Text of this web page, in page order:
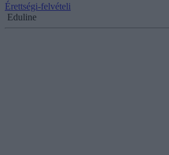
Érettségi-felvételi
Eduline